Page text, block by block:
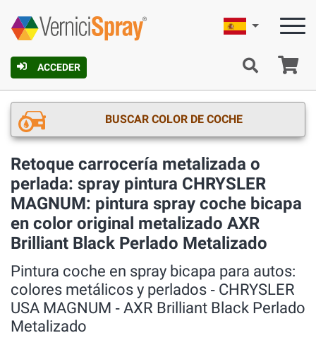
ACCEDER
Español
BUSCAR COLOR DE COCHE
Retoque carrocería metalizada o
perlada: spray pintura CHRYSLER
MAGNUM: pintura spray coche bicapa
en color original metalizado AXR
Brilliant Black Perlado Metalizado
Pintura coche en spray bicapa para autos:
colores metálicos y perlados ‐ CHRYSLER
USA MAGNUM ‐ AXR Brilliant Black Perlado
Metalizado